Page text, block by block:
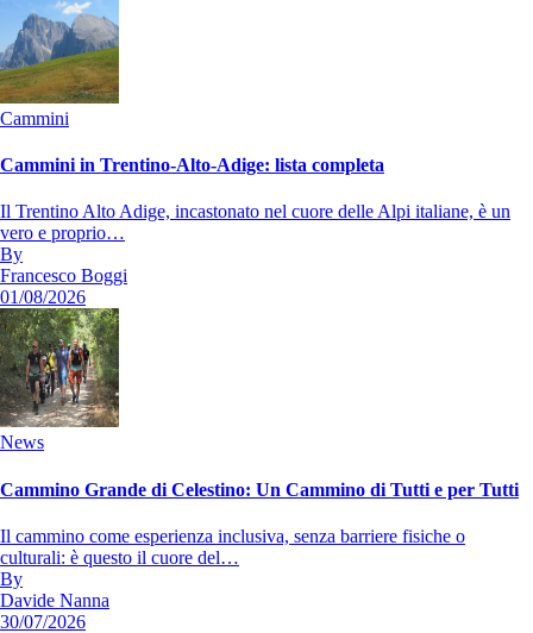
Cammini
Cammini in Trentino-Alto-Adige: lista completa
Il Trentino Alto Adige, incastonato nel cuore delle Alpi italiane, è un
vero e proprio…
By
Francesco Boggi
01/08/2026
News
Cammino Grande di Celestino: Un Cammino di Tutti e per Tutti
Il cammino come esperienza inclusiva, senza barriere fisiche o
culturali: è questo il cuore del…
By
Davide Nanna
30/07/2026